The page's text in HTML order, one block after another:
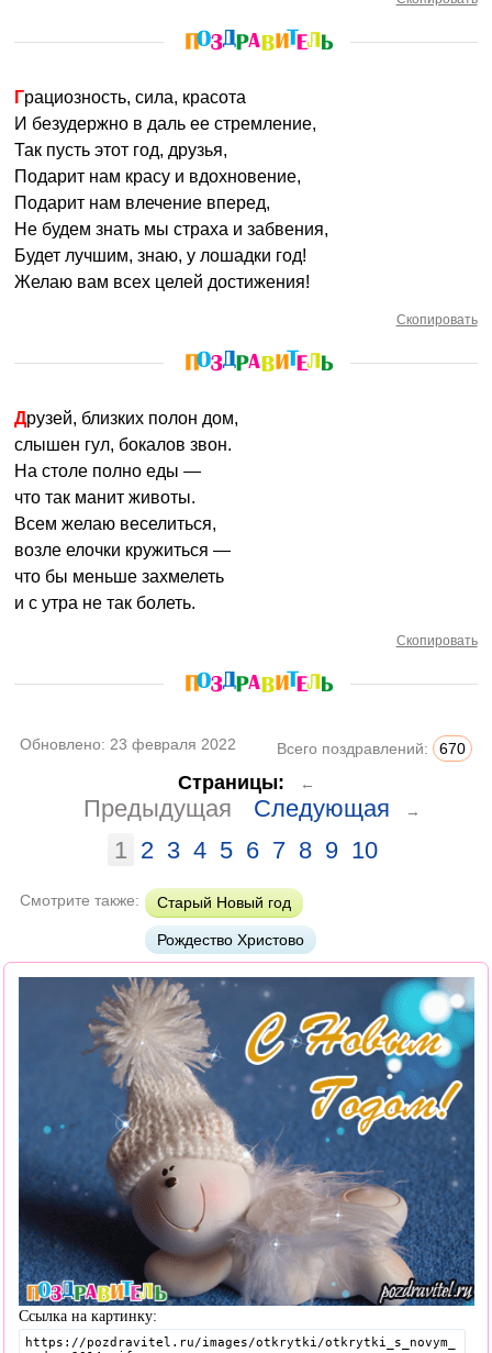
Грациозность, сила, красота
И безудержно в даль ее стремление,
Так пусть этот год, друзья,
Подарит нам красу и вдохновение,
Подарит нам влечение вперед,
Не будем знать мы страха и забвения,
Будет лучшим, знаю, у лошадки год!
Желаю вам всех целей достижения!
Скопировать
Друзей, близких полон дом,
слышен гул, бокалов звон.
На столе полно еды —
что так манит животы.
Всем желаю веселиться,
возле елочки кружиться —
что бы меньше захмелеть
и с утра не так болеть.
Скопировать
Обновлено: 23 февраля 2022 Всего поздравлений: 670
Страницы: ←
Предыдущая Следующая →
1 2 3 4 5 6 7 8 9 10
Смотрите также: Старый Новый год
Рождество Христово
Ссылка на картинку: